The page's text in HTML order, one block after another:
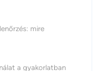
mire
a gyakorlatban